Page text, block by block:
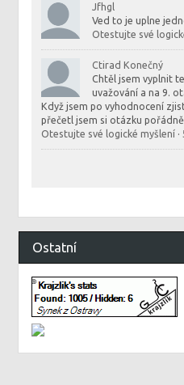
Jfhgl
Ved to je uplne
Otestujte své
Ctirad Konečný
Chtěl jsem vyplnit
uvažování a na 9.
Když jsem po vyhodnocení
přečetl jsem si otázku
Otestujte své logické myšlení ·
Ostatní